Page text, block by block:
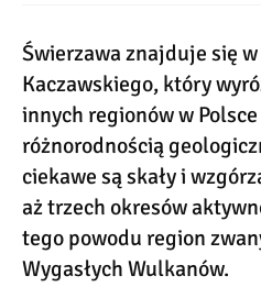
Świerzawa znajduje się
Kaczawskiego, który
innych regionów w
różnorodnością
ciekawe są skały i
aż trzech okresów
tego powodu region
Wygasłych Wulkanów.